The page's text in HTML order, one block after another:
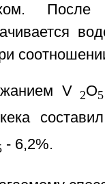
После
V 2O5
- 6,2%.